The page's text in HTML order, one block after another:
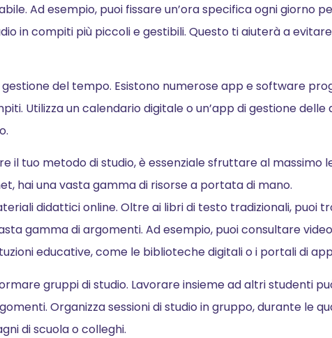
Ad esempio, puoi fissare un’ora specifica ogni giorno
in compiti più piccoli e gestibili. Questo ti aiuterà a
del tempo. Esistono numerose app e software
Utilizza un calendario digitale o un’app di gestione
il tuo metodo di studio, è essenziale sfruttare al massimo
hai una vasta gamma di risorse a portata di mano.
didattici online. Oltre ai libri di testo tradizionali, puoi
gamma di argomenti. Ad esempio, puoi consultare
educative, come le biblioteche digitali o i portali di
gruppi di studio. Lavorare insieme ad altri studenti
Organizza sessioni di studio in gruppo, durante le
di scuola o colleghi.